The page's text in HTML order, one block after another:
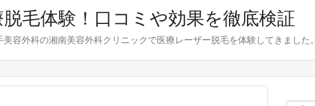
毛体験！口コミや効果を徹底検証
容外科の湘南美容外科クリニックで医療レーザー脱毛を体験してきました。